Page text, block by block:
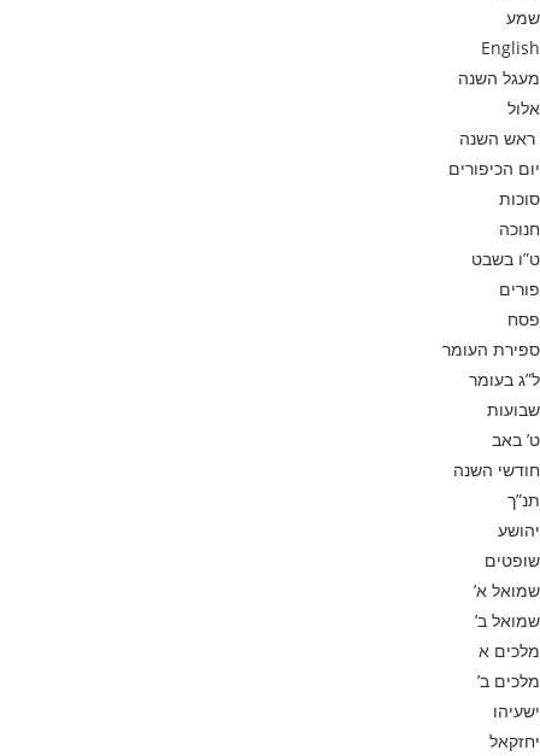
שמע
English
מעגל השנה
אלול
ראש השנה
יום הכיפורים
סוכות
חנוכה
ט”ו בשבט
פורים
פסח
ספירת העומר
ל”ג בעומר
שבועות
ט’ באב
חודשי השנה
תנ”ך
יהושע
שופטים
שמואל א’
שמואל ב’
מלכים א
מלכים ב’
ישעיהו
יחזקאל